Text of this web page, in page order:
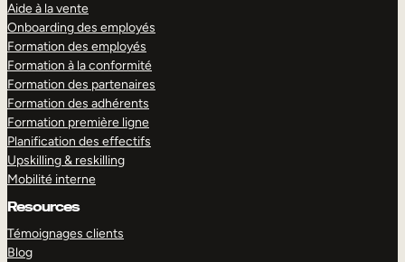
Aide à la vente
Onboarding des employés
Formation des employés
Formation à la conformité
Formation des partenaires
Formation des adhérents
Formation première ligne
Planification des effectifs
Upskilling & reskilling
Mobilité interne
Resources
Témoignages clients
Blog